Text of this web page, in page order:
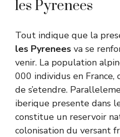
les Pyrenees
Tout indique que la
les Pyrenees va se
venir. La population
000 individus en
de s’etendre.
iberique presente dans
constitue un reservoir
colonisation du versant